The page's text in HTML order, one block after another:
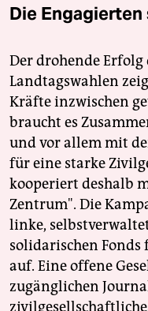
Die
Der drohende
Landtagswahlen
Kräfte inzwischen
braucht es
und vor allem mit
für eine starke
kooperiert deshalb
Zentrum". Die
linke,
solidarischen Fonds
auf. Eine offene
zugänglichen